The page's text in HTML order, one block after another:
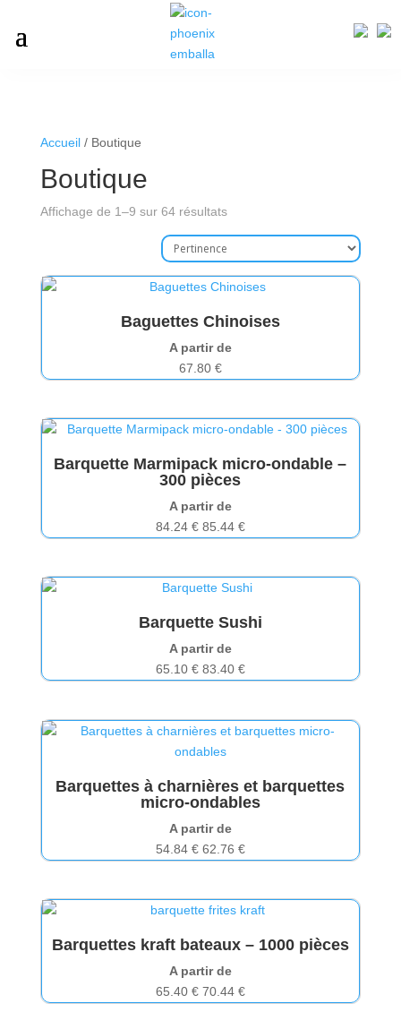
Accueil/ Boutique
Boutique
Affichage de 1–9 sur 64 résultats
Baguettes Chinoises
A partir de
67.80 €
Barquette Marmipack micro-ondable –
300 pièces
A partir de
84.24 € 85.44 €
Barquette Sushi
A partir de
65.10 € 83.40 €
Barquettes à charnières et barquettes
micro-ondables
A partir de
54.84 € 62.76 €
Barquettes kraft bateaux – 1000 pièces
A partir de
65.40 € 70.44 €